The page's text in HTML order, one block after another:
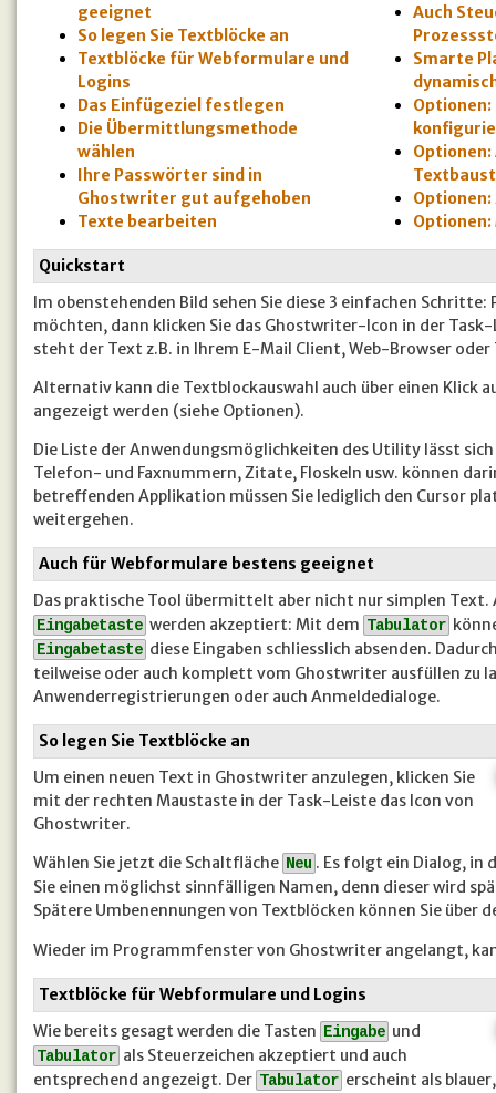
geeignet
So legen Sie Textblöcke an
Textblöcke für Webformulare und
Logins
Das Einfügeziel festlegen
Die Übermittlungsmethode
wählen
Ihre Passwörter sind in
Ghostwriter gut aufgehoben
Texte bearbeiten
Auch
Smarte
Optionen:
Quickstart
Im obenstehenden Bild sehen Sie diese 3 einfachen
möchten, dann klicken Sie das Ghostwriter-Icon in der
steht der Text z.B. in Ihrem E-Mail Client, Web-Browser
Alternativ kann die Textblockauswahl auch über einen
angezeigt werden (siehe Optionen).
Die Liste der Anwendungsmöglichkeiten des Utility lässt
Telefon- und Faxnummern, Zitate, Floskeln usw. können
betreffenden Applikation müssen Sie lediglich den Cursor
weitergehen.
Auch für Webformulare bestens geeignet
Das praktische Tool übermittelt aber nicht nur simplen
Eingabetaste werden akzeptiert: Mit dem Tabulator
Eingabetaste diese Eingaben schliesslich absenden.
teilweise oder auch komplett vom Ghostwriter ausfüllen zu
Anwenderregistrierungen oder auch Anmeldedialoge.
So legen Sie Textblöcke an
Um einen neuen Text in Ghostwriter anzulegen, klicken Sie
mit der rechten Maustaste in der Task-Leiste das Icon von
Ghostwriter.
Wählen Sie jetzt die Schaltfläche Neu . Es folgt ein Dialog, in
Sie einen möglichst sinnfälligen Namen, denn dieser wird
Spätere Umbenennungen von Textblöcken können Sie über
Wieder im Programmfenster von Ghostwriter angelangt,
Textblöcke für Webformulare und Logins
Wie bereits gesagt werden die Tasten
Eingabe und
Tabulator als Steuerzeichen akzeptiert und auch
entsprechend angezeigt. Der Tabulator erscheint als